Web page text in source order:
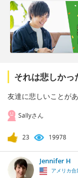
それは悲しかっ
友達に悲しいことが
Sallyさん
23 19978
Jennifer H
アメリカ合